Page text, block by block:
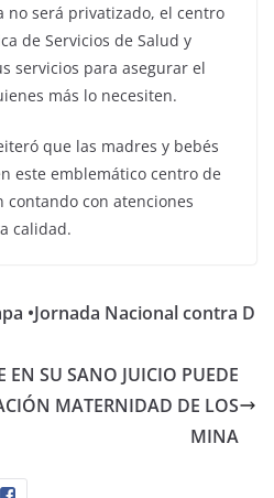
no será privatizado, el centro
de Servicios de Salud y
servicios para asegurar el
más lo necesiten.
que las madres y bebés
este emblemático centro de
con atenciones
calidad.
•Jornada Nacional contra D
SU SANO JUICIO PUEDE
MATERNIDAD DE LOS
MINA